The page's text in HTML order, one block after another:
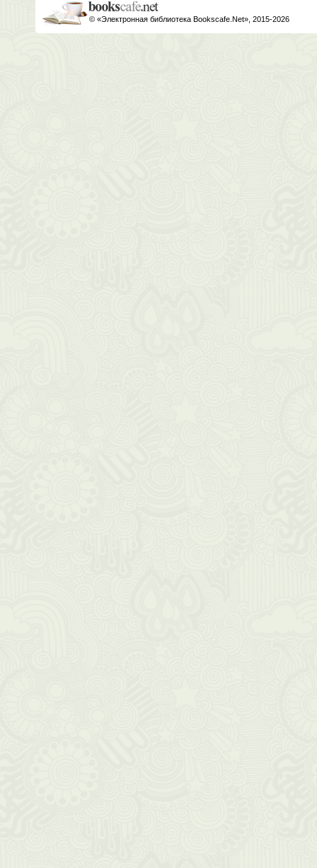
© «Электронная библиотека Bookscafe.Net», 2015-2026